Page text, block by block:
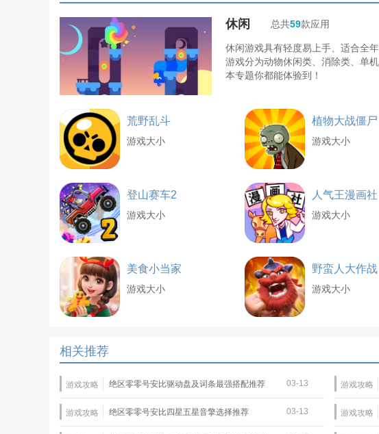
休闲 总共59款应用
休闲游戏具有轻度易上手、适合全
游戏分为动物休闲类、消除类、单
本专题你都能体验到！
荒野乱斗
游戏大小
植物大战僵尸
游戏大小
登山赛车2
游戏大小 游戏大小
美食小当家
游戏大小
野蛮人大作战
游戏大小
相关推荐
游戏攻略 绝区零零号安比驱动盘及词条最强搭配推荐 03-13 游戏攻略
游戏攻略 绝区零零号安比四星五星音擎选择推荐 03-13 游戏攻略